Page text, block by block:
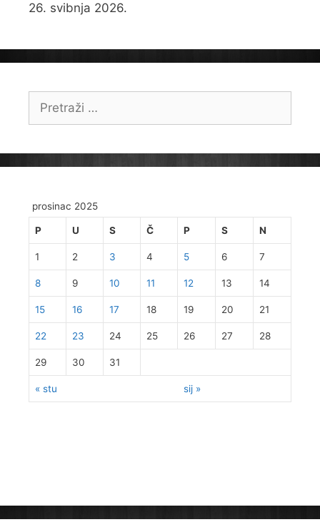
26. svibnja 2026.
Pretraži:
prosinac 2025
P U S Č P S N
« stu sij »
1 2 3 4 5 6 7
8 9 10 11 12 13 14
15 16 17 18 19 20 21
22 23 24 25 26 27 28
29 30 31